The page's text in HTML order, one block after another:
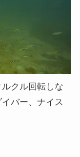
クル回転しな
バー、ナイス